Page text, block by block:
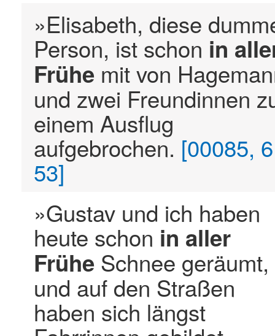
»Elisabeth, diese
Person, ist schon in
Frühe mit von
und zwei Freundinnen
einem Ausflug
aufgebrochen. [00085,
53]
»Gustav und ich haben
heute schon in aller
Frühe Schnee geräumt,
und auf den Straßen
haben sich längst